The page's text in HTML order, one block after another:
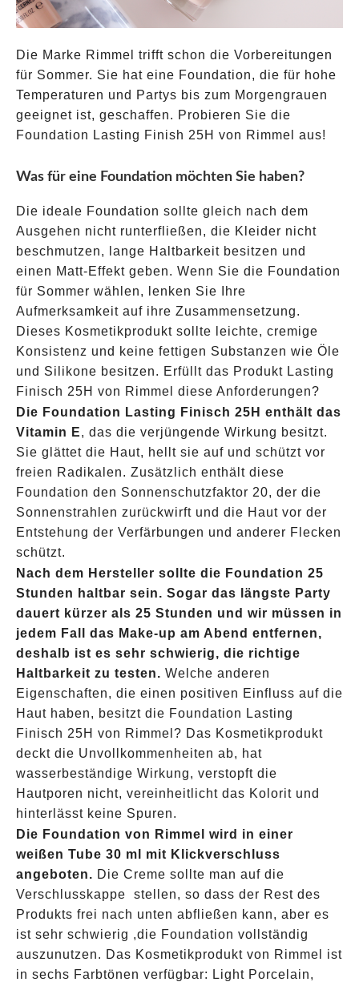
Die Marke Rimmel trifft schon die Vorbereitungen
für Sommer. Sie hat eine Foundation, die für hohe
Temperaturen und Partys bis zum Morgengrauen
geeignet ist, geschaffen. Probieren Sie die
Foundation Lasting Finish 25H von Rimmel aus!
Was für eine Foundation möchten Sie haben?
Die ideale Foundation sollte gleich nach dem
Ausgehen nicht runterfließen, die Kleider nicht
beschmutzen, lange Haltbarkeit besitzen und
einen Matt-Effekt geben. Wenn Sie die Foundation
für Sommer wählen, lenken Sie Ihre
Aufmerksamkeit auf ihre Zusammensetzung.
Dieses Kosmetikprodukt sollte leichte, cremige
Konsistenz und keine fettigen Substanzen wie Öle
und Silikone besitzen. Erfüllt das Produkt Lasting
Finisch 25H von Rimmel diese Anforderungen?
Die Foundation Lasting Finisch 25H enthält das
Vitamin E, das die verjüngende Wirkung besitzt.
Sie glättet die Haut, hellt sie auf und schützt vor
freien Radikalen. Zusätzlich enthält diese
Foundation den Sonnenschutzfaktor 20, der die
Sonnenstrahlen zurückwirft und die Haut vor der
Entstehung der Verfärbungen und anderer Flecken
schützt.
Nach dem Hersteller sollte die Foundation 25
Stunden haltbar sein. Sogar das längste Party
dauert kürzer als 25 Stunden und wir müssen in
jedem Fall das Make-up am Abend entfernen,
deshalb ist es sehr schwierig, die richtige
Haltbarkeit zu testen. Welche anderen
Eigenschaften, die einen positiven Einfluss auf die
Haut haben, besitzt die Foundation Lasting
Finisch 25H von Rimmel? Das Kosmetikprodukt
deckt die Unvollkommenheiten ab, hat
wasserbeständige Wirkung, verstopft die
Hautporen nicht, vereinheitlicht das Kolorit und
hinterlässt keine Spuren.
Die Foundation von Rimmel wird in einer
weißen Tube 30 ml mit Klickverschluss
angeboten. Die Creme sollte man auf die
Verschlusskappe stellen, so dass der Rest des
Produkts frei nach unten abfließen kann, aber es
ist sehr schwierig ,die Foundation vollständig
auszunutzen. Das Kosmetikprodukt von Rimmel ist
in sechs Farbtönen verfügbar: Light Porcelain,